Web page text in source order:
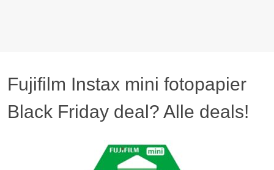
Fujifilm Instax mini fotopapier
Black Friday deal? Alle deals!